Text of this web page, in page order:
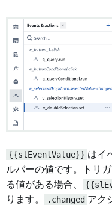
{{slEventValue}} はイ
ルバーの値です。トリ
る値がある場合、
ります。
.changed アク